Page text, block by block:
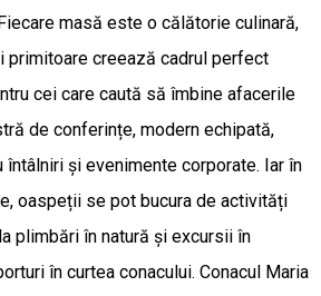
masă este o călătorie culinară,
primitoare creează cadrul perfect
cei care caută să îmbine afacerile
de conferințe, modern echipată,
și evenimente corporate. Iar în
oaspeții se pot bucura de activități
plimbări în natură și excursii în
în curtea conacului. Conacul Maria